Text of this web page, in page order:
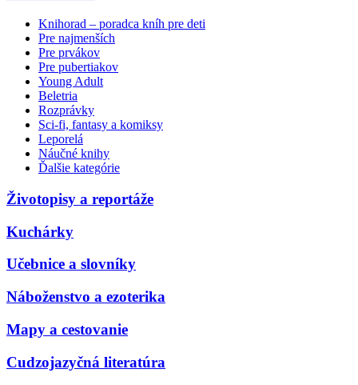
Knihorad – poradca kníh pre deti
Pre najmenších
Pre prvákov
Pre pubertiakov
Young Adult
Beletria
Rozprávky
Sci-fi, fantasy a komiksy
Leporelá
Náučné knihy
Ďalšie kategórie
Životopisy a reportáže
Kuchárky
Učebnice a slovníky
Náboženstvo a ezoterika
Mapy a cestovanie
Cudzojazyčná literatúra